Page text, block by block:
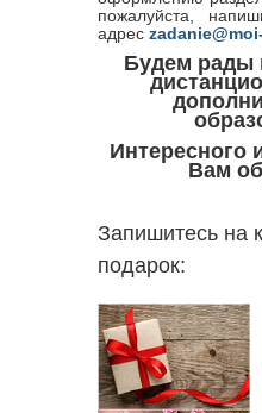
пожалуйста,
адрес
Будем рады
Интересного
Вам
Запишитесь на
подарок: